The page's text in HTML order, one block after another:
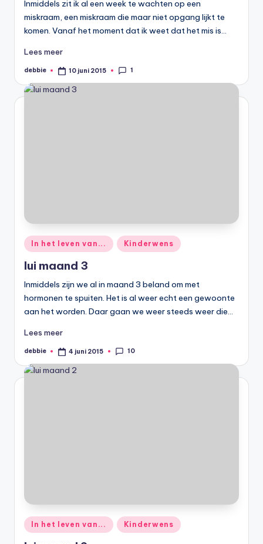
Inmiddels zit ik al een week te wachten op een
miskraam, een miskraam die maar niet opgang lijkt te
komen. Vanaf het moment dat ik weet dat het mis is…
Lees meer
Geplaatst
debbie 10 juni 2015 1
Geplaatst
in
In het leven van... Kinderwens
Iui maand 3
Inmiddels zijn we al in maand 3 beland om met
hormonen te spuiten. Het is al weer echt een gewoonte
aan het worden. Daar gaan we weer steeds weer die…
Lees meer
Geplaatst
debbie 4 juni 2015 10
Geplaatst
in
In het leven van... Kinderwens